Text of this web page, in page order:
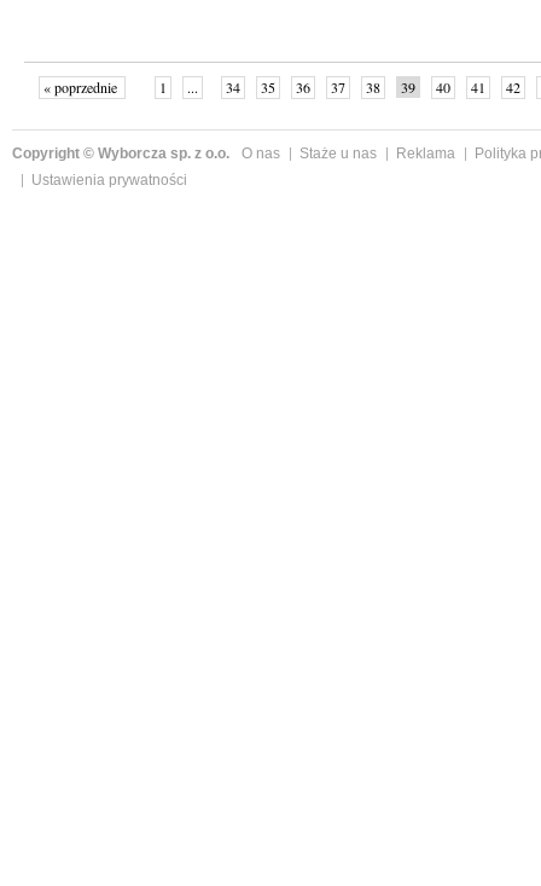
« poprzednie 1 ... 34 35 36 37 38 39 40 41 42
Copyright © Wyborcza sp. z o.o. O nas Staże u nas Reklama
Polityka
Ustawienia prywatności